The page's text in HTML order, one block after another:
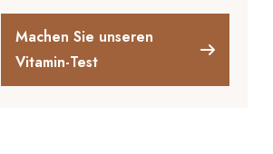
Machen Sie unseren
Vitamin-Test